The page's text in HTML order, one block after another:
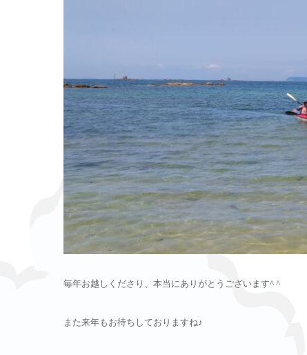
毎年お越しくださり、本当にありがとうございます^ ^
また来年もお待ちしておりますね♪